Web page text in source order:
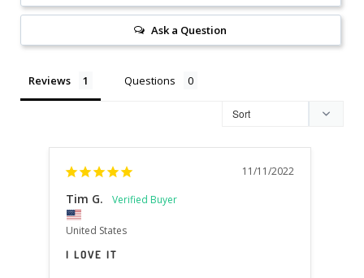
Ask a Question
Reviews Questions
11/11/2022
Tim G.
United States
I LOVE IT